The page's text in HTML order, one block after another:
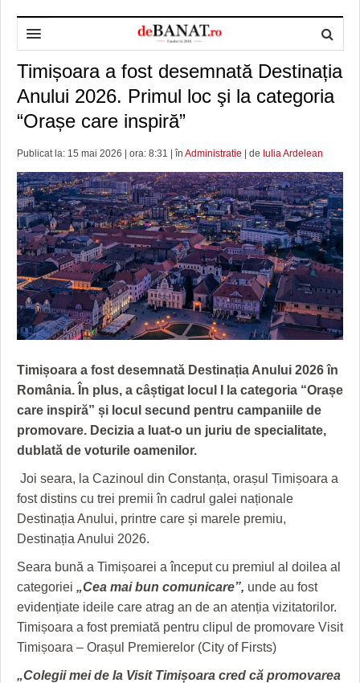
HOME
DESPRE NOI
REDACȚIA DEBANAT
POLITICA DE CONFIDENȚIALITATE
ADMINISTRAȚIE
PRIMĂRIA TIMIŞOARA
PREFECTURA TIMIŞ
POLITICĂ
POLI TIMISOARA
FOTBAL JUDETEAN
ALTE SPORTURI
OPINII
DOSARELE DEBANAT
ETICA LUCIDITĂȚII ASISTATE
JURNAL DE CAMPANIE
ZÂMBETE AMARE
GRĂDINA TAICII DOMNULUI
ZIARISTU’ DE TERASĂ
CU OIŞTEA-N KIERKEGAARD
PE SURSE
TIMP LIBER ȘI CULTURĂ
TIMP LIBER
ULTRAMARIN VA RECOMANDA
CULTURA
CRONICĂ DE FILM
UNDE MERGEM
FILME DOCUMENTARE
JOCURI ONLINE
ECONOMIC
AFACERI
SĂNĂTATE
MAI MULTE
ACCIDENTE
ANUNŢURI
INFO SI UTILE
INVATAMANT
JUSTITIE
FILME DOCUMENTARE
CLIPURI VIDEO
JOCURI ONLINE
Timișoara a fost desemnată Destinația
Anului 2026. Primul loc şi la categoria
“Orașe care inspiră”
Publicat la: 15 mai 2026 | ora: 8:31 | în Administratie | de Iulia Ardelean
Timișoara a fost desemnată Destinația Anului 2026 în
România. În plus, a câștigat locul I la categoria “Orașe
care inspiră” și locul secund pentru campaniile de
promovare. Decizia a luat-o un juriu de specialitate,
dublată de voturile oamenilor.
Joi seara, la Cazinoul din Constanța, orașul Timișoara a
fost distins cu trei premii în cadrul galei naționale
Destinația Anului, printre care și marele premiu,
Destinația Anului 2026.
Seara bună a Timișoarei a început cu premiul al doilea al
categoriei „Cea mai bun comunicare”, unde au fost
evidențiate ideile care atrag an de an atenția vizitatorilor.
Timișoara a fost premiată pentru clipul de promovare Visit
Timișoara – Orașul Premierelor (City of Firsts)
„Colegii mei de la Visit Timișoara cred că promovarea